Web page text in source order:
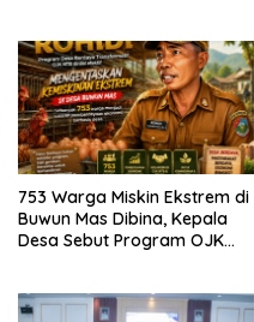
753 Warga Miskin Ekstrem di
Buwun Mas Dibina, Kepala
Desa Sebut Program OJK